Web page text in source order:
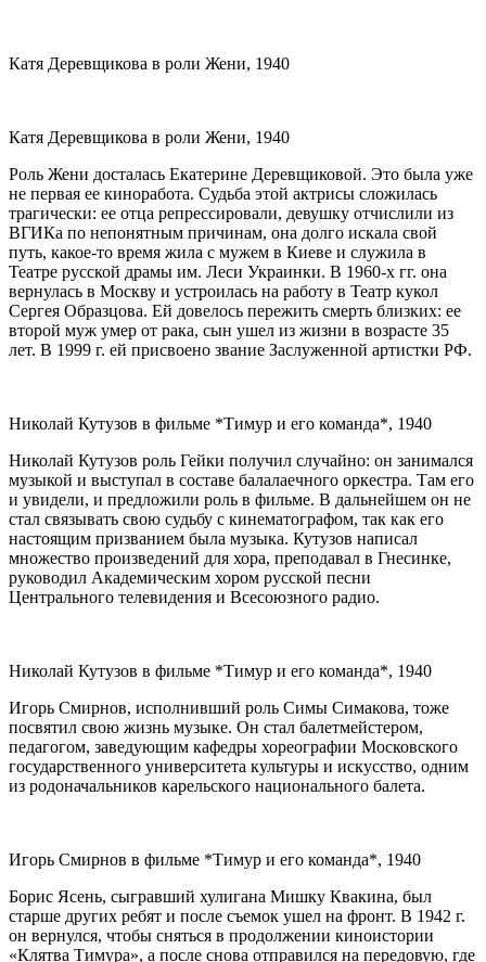
Катя Деревщикова в роли Жени, 1940
Катя Деревщикова в роли Жени, 1940
Роль Жени досталась Екатерине Деревщиковой. Это была уже
не первая ее киноработа. Судьба этой актрисы сложилась
трагически: ее отца репрессировали, девушку отчислили из
ВГИКа по непонятным причинам, она долго искала свой
путь, какое-то время жила с мужем в Киеве и служила в
Театре русской драмы им. Леси Украинки. В 1960-х гг. она
вернулась в Москву и устроилась на работу в Театр кукол
Сергея Образцова. Ей довелось пережить смерть близких: ее
второй муж умер от рака, сын ушел из жизни в возрасте 35
лет. В 1999 г. ей присвоено звание Заслуженной артистки РФ.
Николай Кутузов в фильме *Тимур и его команда*, 1940
Николай Кутузов роль Гейки получил случайно: он занимался
музыкой и выступал в составе балалаечного оркестра. Там его
и увидели, и предложили роль в фильме. В дальнейшем он не
стал связывать свою судьбу с кинематографом, так как его
настоящим призванием была музыка. Кутузов написал
множество произведений для хора, преподавал в Гнесинке,
руководил Академическим хором русской песни
Центрального телевидения и Всесоюзного радио.
Николай Кутузов в фильме *Тимур и его команда*, 1940
Игорь Смирнов, исполнивший роль Симы Симакова, тоже
посвятил свою жизнь музыке. Он стал балетмейстером,
педагогом, заведующим кафедры хореографии Московского
государственного университета культуры и искусство, одним
из родоначальников карельского национального балета.
Игорь Смирнов в фильме *Тимур и его команда*, 1940
Борис Ясень, сыгравший хулигана Мишку Квакина, был
старше других ребят и после съемок ушел на фронт. В 1942 г.
он вернулся, чтобы сняться в продолжении киноистории
«Клятва Тимура», а после снова отправился на передовую, где